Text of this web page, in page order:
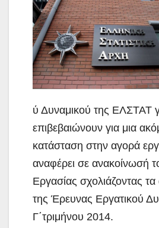
ύ Δυναμικού της ΕΛΣΤΑΤ
επιβεβαιώνουν για μια
κατάσταση στην αγορά
αναφέρει σε ανακοίνωσή
Εργασίας σχολιάζοντας
της Έρευνας Εργατικού
Γ΄τριμήνου 2014.